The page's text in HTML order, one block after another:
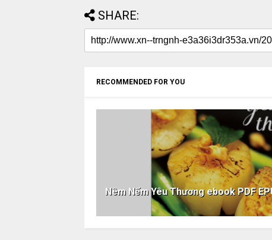
SHARE:
RECOMMENDED FOR YOU
Nêm Nếm Yêu Thương ebook PDF